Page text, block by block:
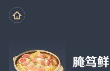
腌笃鲜